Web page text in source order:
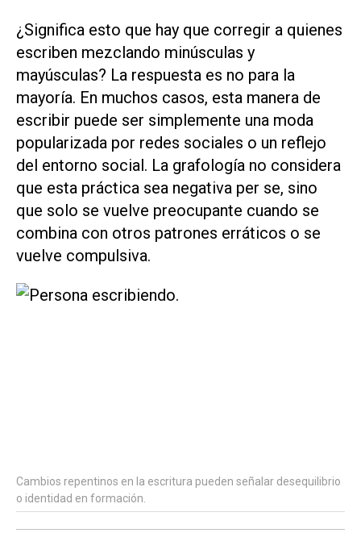
¿Significa esto que hay que corregir a quienes
escriben mezclando minúsculas y
mayúsculas? La respuesta es no para la
mayoría. En muchos casos, esta manera de
escribir puede ser simplemente una moda
popularizada por redes sociales o un reflejo
del entorno social. La grafología no considera
que esta práctica sea negativa per se, sino
que solo se vuelve preocupante cuando se
combina con otros patrones erráticos o se
vuelve compulsiva.
Cambios repentinos en la escritura pueden señalar desequilibrio
o identidad en formación.